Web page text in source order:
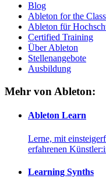
Blog
Ableton for the
Ableton für
Certified Training
Über Ableton
Stellenangebote
Ausbildung
Mehr von Ableton:
Ableton Learn
Lerne, mit
erfahrenen
Learning Synths